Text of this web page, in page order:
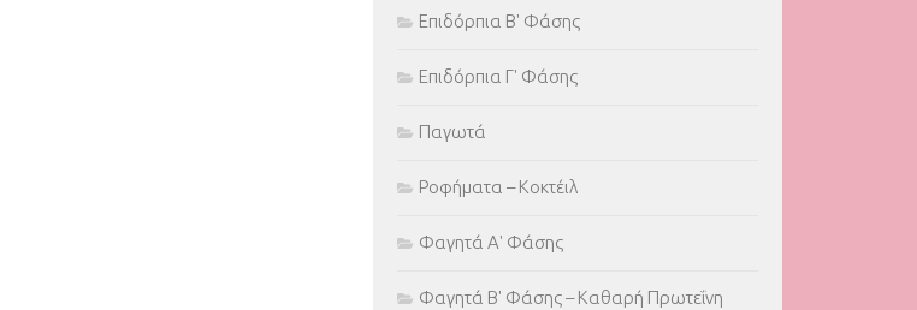
Επιδόρπια Β' Φάσης
Επιδόρπια Γ' Φάσης
Παγωτά
Ροφήματα – Κοκτέιλ
Φαγητά Α' Φάσης
Φαγητά Β' Φάσης – Καθαρή Πρωτεΐνη